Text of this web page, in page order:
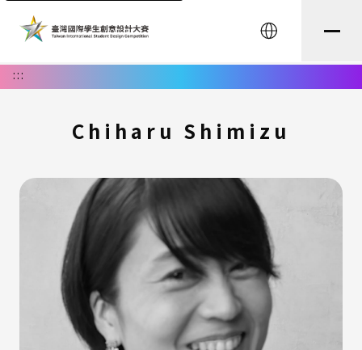
English
:::
Chiharu Shimizu